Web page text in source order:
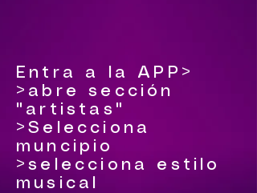
Entra a la APP>
>abre sección
"artistas"
>Selecciona
muncipio
>selecciona estilo
musical